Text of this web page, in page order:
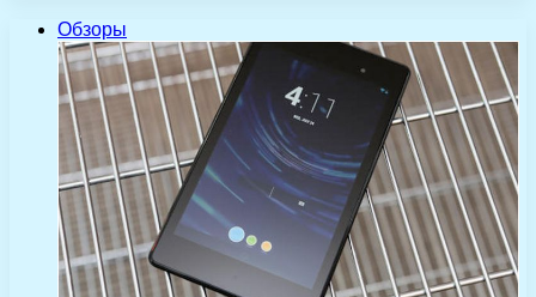
Обзоры